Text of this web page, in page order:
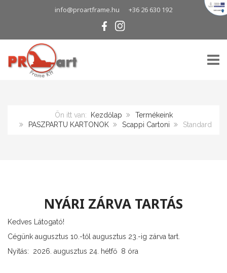
info@proartframe.hu +36 26 630 192
Ön itt van: Kezdőlap
Termékeink
PASZPARTU KARTONOK
Scappi Cartoni Standard
NYÁRI ZÁRVA TARTÁS
Kedves Látogató!
Cégünk augusztus 10.-től augusztus 23.-ig zárva tart.
Nyitás: 2026. augusztus 24. hétfő 8 óra